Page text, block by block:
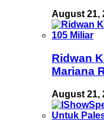
August 21,
Ridwan
Mariana
August 21,